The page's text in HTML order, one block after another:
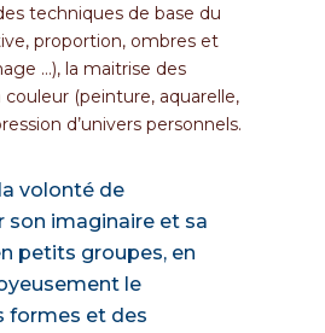
techniques de base du
proportion, ombres et
…), la maitrise des
(peinture, aquarelle,
d’univers personnels.
volonté de
son imaginaire et sa
petits groupes, en
le
formes et des